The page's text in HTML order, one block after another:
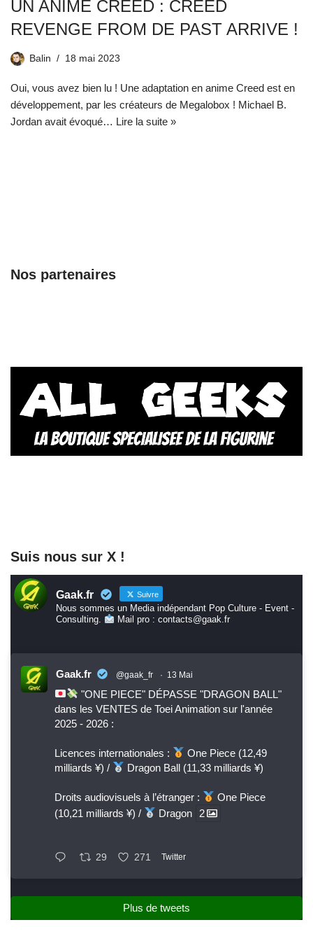
UN ANIME CREED : CREED
REVENGE FROM DE PAST ARRIVE !
Balin 18 mai 2023
Oui, vous avez bien lu ! Une adaptation en anime Creed est en
développement, par les créateurs de Megalobox ! Michael B.
Jordan avait évoqué… Lire la suite »
Nos partenaires
Suis nous sur X !
Gaak.fr Suivre
Nous sommes un Media indépendant Pop Culture - Event -
Consulting.
Mail pro : contacts@gaak.fr
Gaak.fr @gaak_fr · 13 Mai
"ONE PIECE" DÉPASSE "DRAGON BALL"
dans les VENTES de Toei Animation sur l'année
2025 - 2026 :
Licences internationales :
One Piece (12,49
milliards ¥) /
Dragon Ball (11,33 milliards ¥)
Droits audiovisuels à l’étranger :
One Piece
(10,21 milliards ¥) /
Dragon 2
29 271 Twitter
Plus de tweets